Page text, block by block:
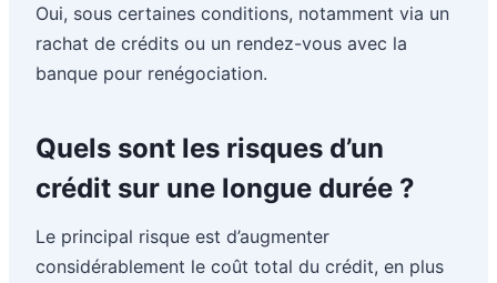
Oui, sous certaines conditions, notamment via un
rachat de crédits ou un rendez-vous avec la
banque pour renégociation.
Quels sont les risques d’un
crédit sur une longue durée ?
Le principal risque est d’augmenter
considérablement le coût total du crédit, en plus